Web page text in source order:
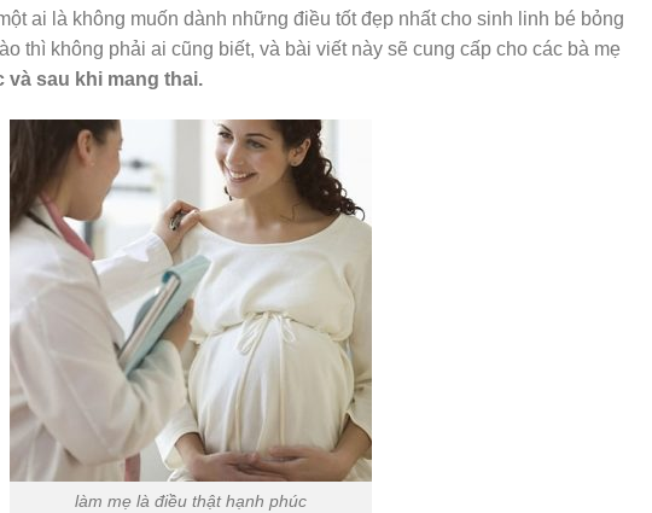
ai là không muốn dành những điều tốt đẹp nhất cho sinh linh bé bỏng
thì không phải ai cũng biết, và bài viết này sẽ cung cấp cho các bà mẹ
sau khi mang thai.
làm mẹ là điều thật hạnh phúc